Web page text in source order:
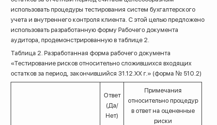
использовать процедуры тестирования систем бухгалтерского
учета и внутреннего контроля клиента. С этой целью предложено
использовать разработанную форму Рабочего документа
аудитора, продемонстрированную в таблице 2.
Таблица 2. Разработанная форма рабочего документа
«Тестирование рисков относительно сложившихся входящих
остатков за период, закончившийся 31.12.ХХ г.» (форма № 510.2)
Ответ
(Да/
Нет)
Примечания
относительно процедур
в ответ на оцененные
риски